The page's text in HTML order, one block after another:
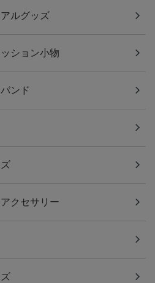
ルグッズ
ション小物
ンド
クセサリー